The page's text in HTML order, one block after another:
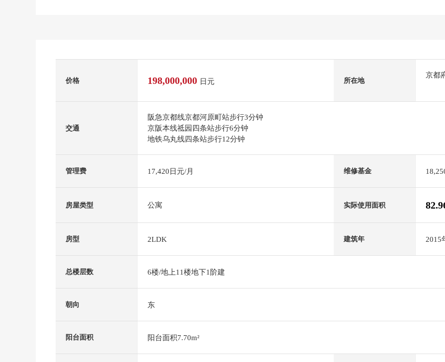
价格 198,000,000 日元 所在地
京都
交通
阪急京都线京都河原町站步行3分钟
京阪本线祗园四条站步行6分钟
地铁乌丸线四条站步行12分钟
管理费 17,420日元/月 维修基金
房屋类型 公寓 实际使用面积
房型 2LDK 建筑年 2015
总楼层数 6楼/地上11楼地下1阶建
朝向 东
阳台面积 阳台面积7.70m²